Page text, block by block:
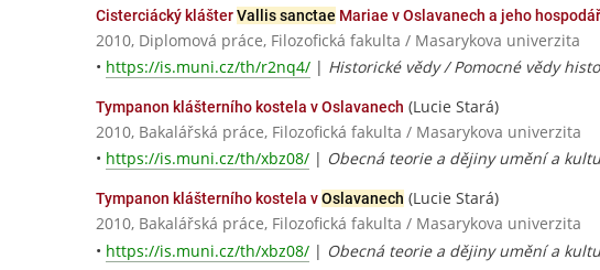
Cisterciácký klášterVallis sanctae Mariae v Oslavanech a jeho
2010, Diplomová práce, Filozofická fakulta / Masarykova univerzita
• https://is.muni.cz/th/r2nq4/ | Historické vědy / Pomocné vědy
Tympanon klášterního kostela v Oslavanech (Lucie Stará)
2010, Bakalářská práce, Filozofická fakulta / Masarykova univerzita
• https://is.muni.cz/th/xbz08/ | Obecná teorie a dějiny umění a
Tympanon klášterního kostela vOslavanech (Lucie Stará)
2010, Bakalářská práce, Filozofická fakulta / Masarykova univerzita
• https://is.muni.cz/th/xbz08/ | Obecná teorie a dějiny umění a